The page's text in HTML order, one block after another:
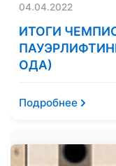
04.04.2022
ИТОГИ
ОДА)
Подробнее